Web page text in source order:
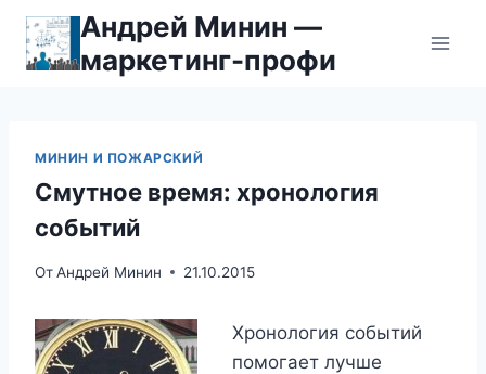
Перейти
содержимому
Андрей Минин —
маркетинг-профи
МИНИН И ПОЖАРСКИЙ
Смутное время: хронология
событий
ОтАндрей Минин 21.10.2015
Хронология событий
помогает лучше